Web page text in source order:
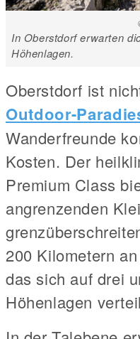
In Oberstdorf erwarten
Höhenlagen.
Oberstdorf ist
Outdoor-
Wanderfreunde
Kosten. Der
Premium Class
angrenzenden
200 Kilometern
das sich auf drei
Höhenlagen